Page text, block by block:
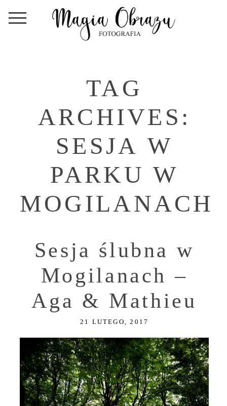
TAG
ARCHIVES:
SESJA W
PARKU W
MOGILANACH
Sesja ślubna w
Mogilanach –
Aga & Mathieu
21 LUTEGO, 2017